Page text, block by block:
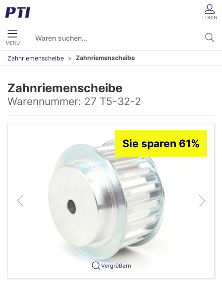
LOGIN
MENU
Zahnriemenscheibe Zahnriemenscheibe
Zahnriemenscheibe
Warennummer: 27 T5-32-2
Vergrößern
Sie sparen 61%